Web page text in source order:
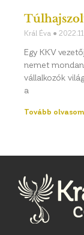
Král Éva
Egy KKV
nemet
vállalkozók
a
Tovább